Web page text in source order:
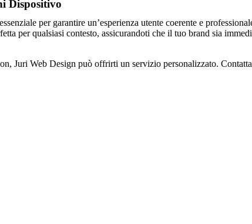
Dispositivo
per garantire un’esperienza utente coerente e
per qualsiasi contesto, assicurandoti che il tuo brand sia
Juri Web Design può offrirti un servizio personalizzato.